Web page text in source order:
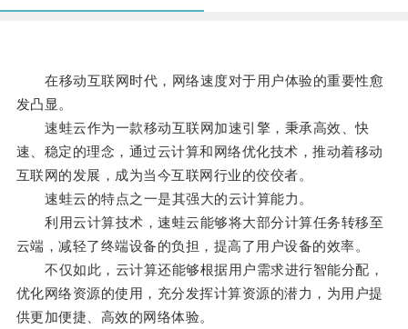
在移动互联网时代，网络速度对于用户体验的重要性愈
发凸显。
速蛙云作为一款移动互联网加速引擎，秉承高效、快
速、稳定的理念，通过云计算和网络优化技术，推动着移动
互联网的发展，成为当今互联网行业的佼佼者。
速蛙云的特点之一是其强大的云计算能力。
利用云计算技术，速蛙云能够将大部分计算任务转移至
云端，减轻了终端设备的负担，提高了用户设备的效率。
不仅如此，云计算还能够根据用户需求进行智能分配，
优化网络资源的使用，充分发挥计算资源的潜力，为用户提
供更加便捷、高效的网络体验。